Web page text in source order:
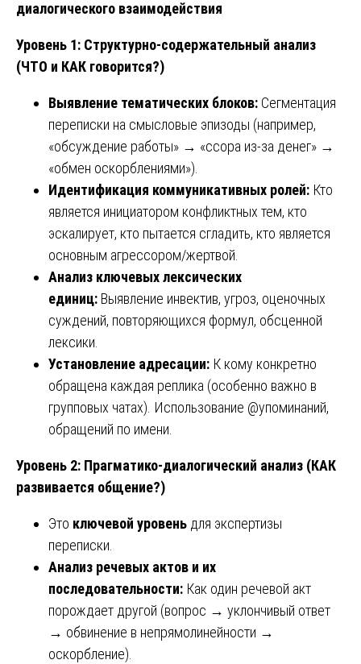
диалогического взаимодействия
Уровень 1: Структурно-содержательный анализ
(ЧТО и КАК говорится?)
Выявление тематических блоков: Сегментация
переписки на смысловые эпизоды (например,
«обсуждение работы» → «ссора из-за денег» →
«обмен оскорблениями»).
Идентификация коммуникативных ролей: Кто
является инициатором конфликтных тем, кто
эскалирует, кто пытается сгладить, кто является
основным агрессором/жертвой.
Анализ ключевых лексических
единиц: Выявление инвектив, угроз, оценочных
суждений, повторяющихся формул, обсценной
лексики.
Установление адресации: К кому конкретно
обращена каждая реплика (особенно важно в
групповых чатах). Использование @упоминаний,
обращений по имени.
Уровень 2: Прагматико-диалогический анализ (КАК
развивается общение?)
Это ключевой уровень для экспертизы
переписки.
Анализ речевых актов и их
последовательности: Как один речевой акт
порождает другой (вопрос → уклончивый ответ
→ обвинение в непрямолинейности →
оскорбление).